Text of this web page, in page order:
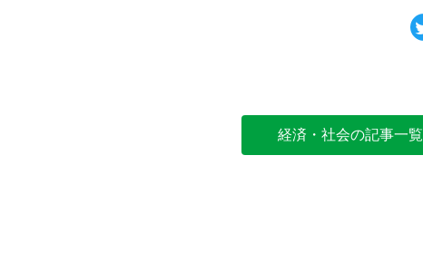
経済・社会の記事一覧